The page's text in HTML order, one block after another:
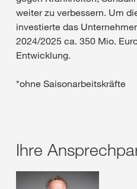
weiter zu verbessern. Um
investierte das
2024/2025 ca. 350 Mio.
Entwicklung.
*ohne Saisonarbeitskräfte
Ihre